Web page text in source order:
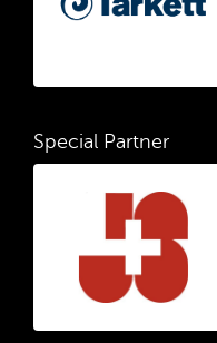
Special Partner